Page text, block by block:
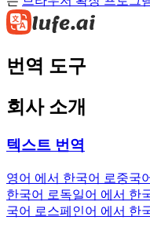
번역 도구
회사 소개
텍스트 번역
영어 에서 한국어 로중국
한국어 로독일어 에서 한
국어 로스페인어 에서 한